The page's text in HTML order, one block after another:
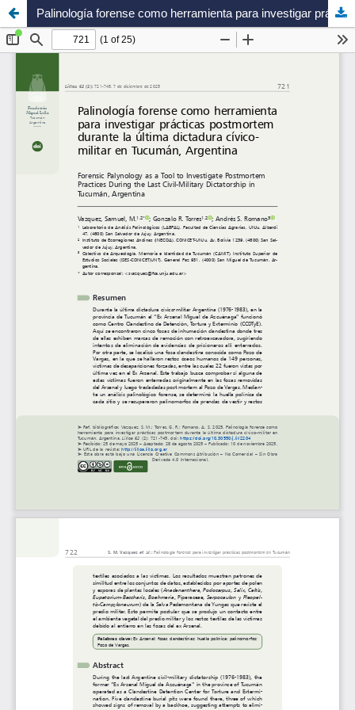
Palinología forense como herramienta para investigar prácticas postmortem durante la última dictadura cívico- militar en Tucumán, Argentina